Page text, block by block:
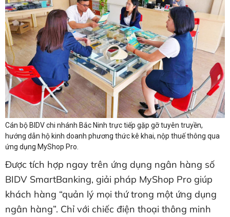
Cán bộ BIDV chi nhánh Bắc Ninh trực tiếp gặp gỡ tuyên truyền,
hướng dẫn hộ kinh doanh phương thức kê khai, nộp thuế thông qua
ứng dụng MyShop Pro.
Được tích hợp ngay trên ứng dụng ngân hàng số
BIDV SmartBanking, giải pháp MyShop Pro giúp
khách hàng “quản lý mọi thứ trong một ứng dụng
ngân hàng”. Chỉ với chiếc điện thoại thông minh